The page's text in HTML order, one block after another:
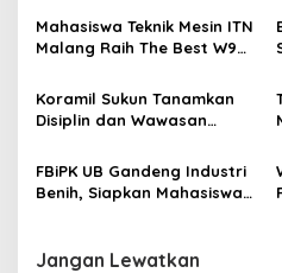
v
i
a
i
o
n
Mahasiswa Teknik Mesin ITN
Malang Raih The Best W9
Vol 3, Buktikan Inovasi
Kampus di Panggung
Nasional
Koramil Sukun Tanamkan
Disiplin dan Wawasan
SD Islamic Global School
FBiPK UB Gandeng Industri
Benih, Siapkan Mahasiswa
Jangan Lewatkan